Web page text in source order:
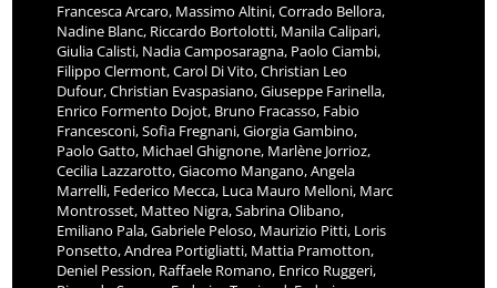
Francesca Arcaro, Massimo Altini, Corrado Bellora,
Nadine Blanc, Riccardo Bortolotti, Manila Calipari,
Giulia Calisti, Nadia Camposaragna, Paolo Ciambi,
Filippo Clermont, Carol Di Vito, Christian Leo
Dufour, Christian Evaspasiano, Giuseppe Farinella,
Enrico Formento Dojot, Bruno Fracasso, Fabio
Francesconi, Sofia Fregnani, Giorgia Gambino,
Paolo Gatto, Michael Ghignone, Marlène Jorrioz,
Cecilia Lazzarotto, Giacomo Mangano, Angela
Marrelli, Federico Mecca, Luca Mauro Melloni, Marc
Montrosset, Matteo Nigra, Sabrina Olibano,
Emiliano Pala, Gabriele Peloso, Maurizio Pitti, Loris
Ponsetto, Andrea Portigliatti, Mattia Pramotton,
Deniel Pession, Raffaele Romano, Enrico Ruggeri,